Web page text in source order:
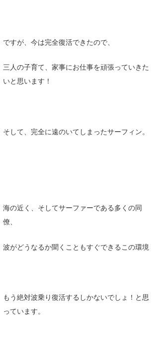
ですが、今は完全復活できたので、
三人の子育て、家事にお仕事を頑張っていきた
いと思います！
そして、完全に遠のいてしまったサーフィン。
海の近く、そしてサーファーである多くの同
僚、
波がどうなるか聞くこともすぐできるこの環境
もう絶対波乗り復活するしかないでしょ！と思
っています。